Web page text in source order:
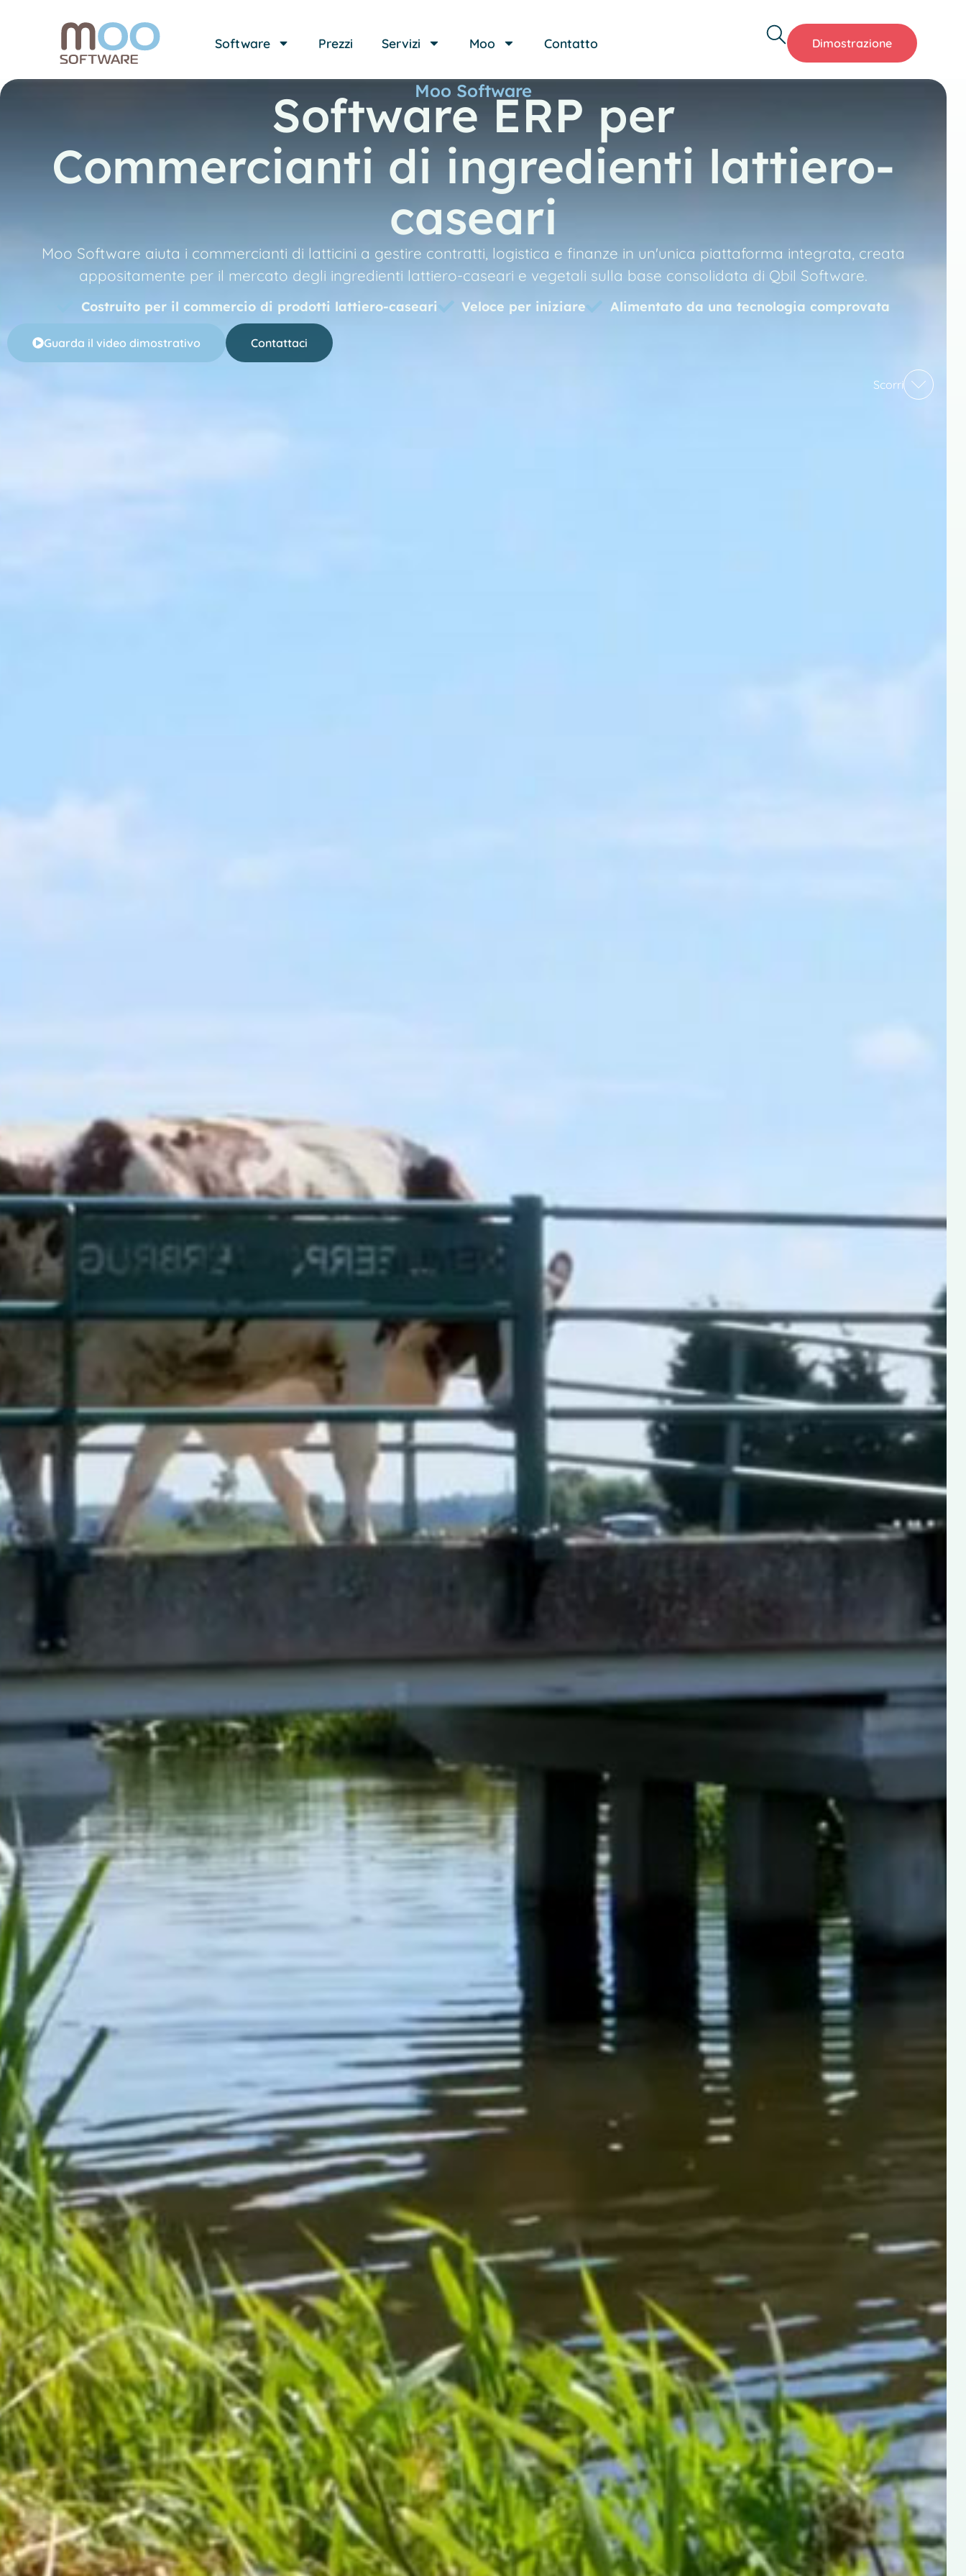
Software Prezzi Servizi Moo Contatto Dimostrazione
Moo Software
Software ERP per
Commercianti di ingredienti lattiero-
caseari
Moo Software aiuta i commercianti di latticini a gestire contratti, logistica e finanze in un'unica piattaforma integrata, creata
appositamente per il mercato degli ingredienti lattiero-caseari e vegetali sulla base consolidata di Qbil Software.
Costruito per il commercio di prodotti lattiero-caseari Veloce per iniziare Alimentato da una tecnologia comprovata
Guarda il video dimostrativo Contattaci
Scorri